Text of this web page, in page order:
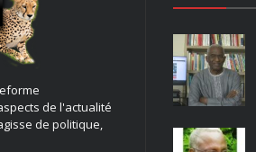
de l'actualité
de politique,